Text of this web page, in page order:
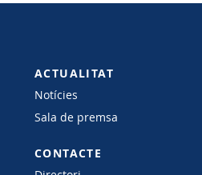
ACTUALITAT
Notícies
Sala de premsa
CONTACTE